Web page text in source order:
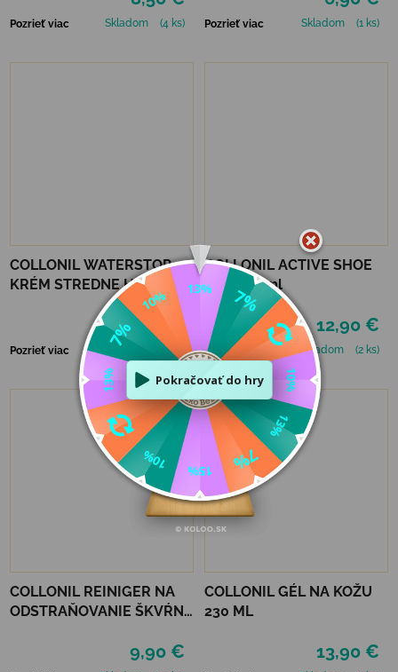
Pozrieť viac Skladom (4 ks) Pozrieť viac Skladom (1 ks)
COLLONIL WATERSTOP
KRÉM STREDNE HNEDÝ 75
6,90 €
Pozrieť viac Skladom (2 ks)
COLLONIL ACTIVE SHOE
DEO 150 ml
12,90 €
Pozrieť viac Skladom (2 ks)
COLLONIL REINIGER NA
ODSTRAŇOVANIE ŠKVŔN
9,90 €
COLLONIL GÉL NA KOŽU
230 ML
13,90 €